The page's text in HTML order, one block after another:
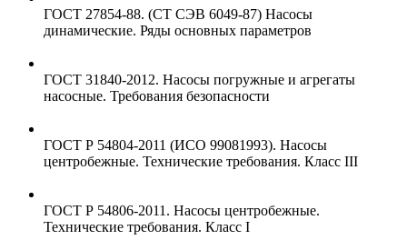
ГОСТ 27854-88. (СТ СЭВ 6049-87) Насосы
динамические. Ряды основных параметров
ГОСТ 31840-2012. Насосы погружные и агрегаты
насосные. Требования безопасности
ГОСТ Р 54804-2011 (ИСО 99081993). Насосы
центробежные. Технические требования. Класс III
ГОСТ Р 54806-2011. Насосы центробежные.
Технические требования. Класс I